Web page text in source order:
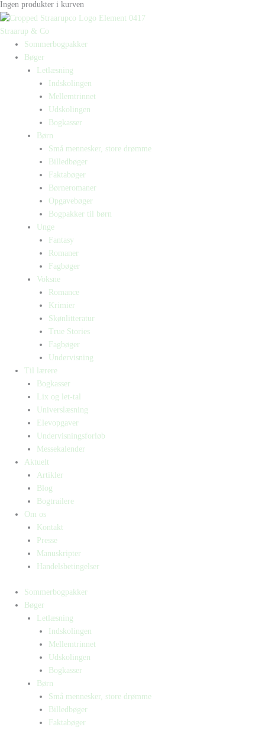
Ingen produkter i kurven
Straarup & Co
Sommerbogpakker
Bøger
Letlæsning
Indskolingen
Mellemtrinnet
Udskolingen
Bogkasser
Børn
Små mennesker, store drømme
Billedbøger
Faktabøger
Børneromaner
Opgavebøger
Bogpakker til børn
Unge
Fantasy
Romaner
Fagbøger
Voksne
Romance
Krimier
Skønlitteratur
True Stories
Fagbøger
Undervisning
Til lærere
Bogkasser
Lix og let-tal
Universlæsning
Elevopgaver
Undervisningsforløb
Messekalender
Aktuelt
Artikler
Blog
Bogtrailere
Om os
Kontakt
Presse
Manuskripter
Handelsbetingelser
Sommerbogpakker
Bøger
Letlæsning
Indskolingen
Mellemtrinnet
Udskolingen
Bogkasser
Børn
Små mennesker, store drømme
Billedbøger
Faktabøger